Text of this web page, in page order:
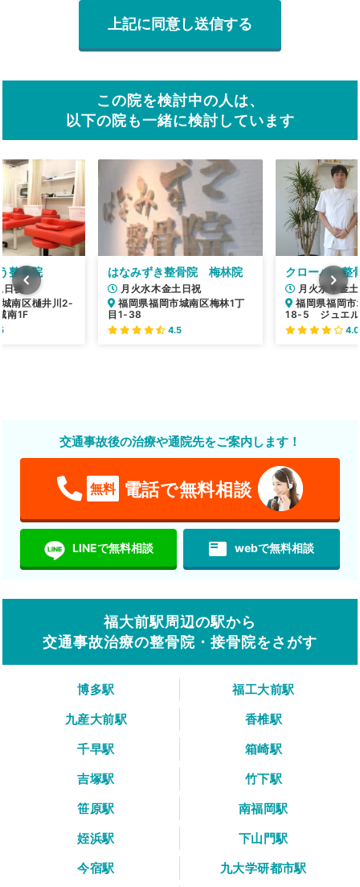
この院を検討中の人は、
以下の院も一緒に検討しています
はなみずき整骨院 梅林院
月火水木金土日祝
福岡県福岡市城南区梅林1丁
目1-38
4.5
クローバー整
月火水木金
福岡県福岡
18-5 ジュエル
4.0
整骨院
祝
南区樋井川2-
南1F
交通事故後の治療や通院先をご案内します！
無料 電話で無料相談
LINEで無料相談 featured_play_list webで無料相談
福大前駅周辺の駅から
交通事故治療の整骨院・接骨院をさがす
博多駅
福工大前駅
九産大前駅
香椎駅
千早駅
箱崎駅
吉塚駅
竹下駅
笹原駅
南福岡駅
姪浜駅
下山門駅
今宿駅
九大学研都市駅